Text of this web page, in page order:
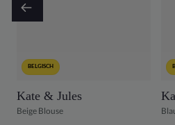
BELGISCH
Kate & Jules
Beige Blouse